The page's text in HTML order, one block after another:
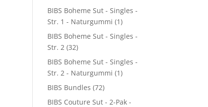
BIBS Boheme Sut - Singles -
Str. 1 - Naturgummi (1)
BIBS Boheme Sut - Singles -
Str. 2 (32)
BIBS Boheme Sut - Singles -
Str. 2 - Naturgummi (1)
BIBS Bundles (72)
BIBS Couture Sut - 2-Pak -